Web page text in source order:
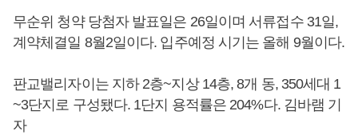
무순위 청약 당첨자 발표일은 26일이며 서류접수 31일,
계약체결일 8월2일이다. 입주예정 시기는 올해 9월이다.
판교밸리자이는 지하 2층~지상 14층, 8개 동, 350세대 1
~3단지로 구성됐다. 1단지 용적률은 204%다. 김바램 기
자